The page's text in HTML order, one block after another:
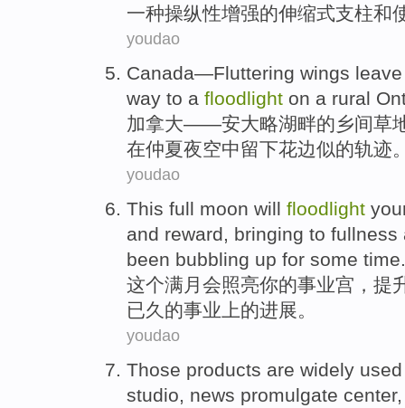
一种操纵性增强的伸缩式支柱和
youdao
Canada—Fluttering wings leave
way to a floodlight on a rural
加拿大——安大略湖畔的乡间草
在仲夏夜空中留下花边似的轨迹
youdao
This full moon will floodlight
and reward, bringing to fullness
been bubbling up for some time.
这个满月 会照亮你的事业宫 ，提
已久的事业上的进展。
youdao
Those products are widely
studio, news promulgate center